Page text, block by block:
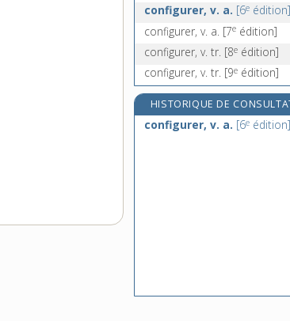
confirmé, -ée, adj.
confirmer, v. tr.
configurer, v. a. [6e édition]
configurer, v. a. [7e édition]
configurer, v. tr. [8e édition]
configurer, v. tr. [9e édition]
HISTORIQUE DE
configurer, v. a. [6e édition]